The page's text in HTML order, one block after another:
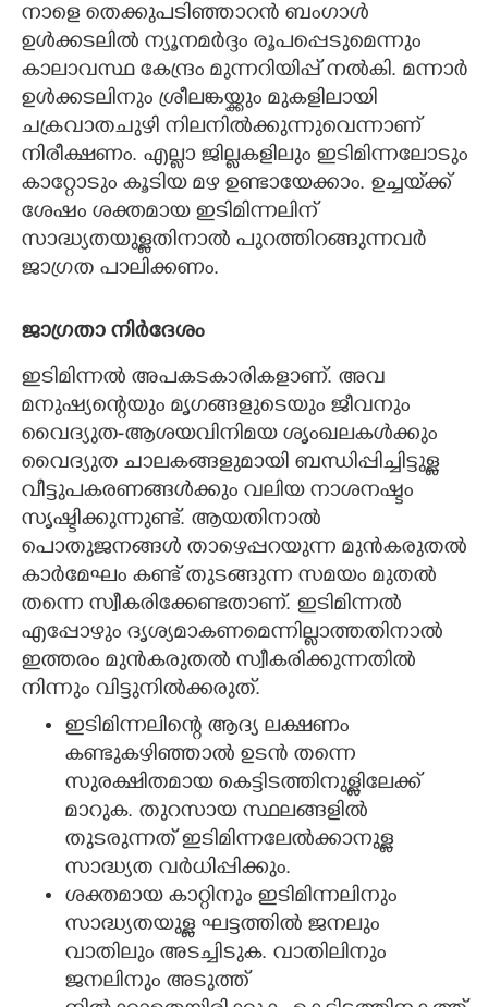
നാളെ തെക്കുപടിഞ്ഞാറൻ ബംഗാൾ
ഉൾക്കടലിൽ ന്യൂനമർദ്ദം രൂപപ്പെടുമെന്നും
കാലാവസ്ഥ കേന്ദ്രം മുന്നറിയിപ്പ് നൽകി. മന്നാർ
ഉൾക്കടലിനും ശ്രീലങ്കയ്ക്കും മുകളിലായി
ചക്രവാതചുഴി നിലനിൽക്കുന്നുവെന്നാണ്
നിരീക്ഷണം. എല്ലാ ജില്ലകളിലും ഇടിമിന്നലോടും
കാറ്റോടും കൂടിയ മഴ ഉണ്ടായേക്കാം. ഉച്ചയ്‌ക്ക്
ശേഷം ശക്തമായ ഇടിമിന്നലിന്
സാദ്ധ്യതയുള്ളതിനാൽ പുറത്തിറങ്ങുന്നവർ
ജാഗ്രത പാലിക്കണം.
ജാഗ്രതാ നിർദേശം
ഇടിമിന്നൽ അപകടകാരികളാണ്. അവ
മനുഷ്യന്റെയും മൃഗങ്ങളുടെയും ജീവനും
വൈദ്യുത-ആശയവിനിമയ ശൃംഖലകൾക്കും
വൈദ്യുത ചാലകങ്ങളുമായി ബന്ധിപ്പിച്ചിട്ടുള്ള
വീട്ടുപകരണങ്ങൾക്കും വലിയ നാശനഷ്ടം
സൃഷ്ടിക്കുന്നുണ്ട്. ആയതിനാൽ
പൊതുജനങ്ങൾ താഴെപ്പറയുന്ന മുൻകരുതൽ
കാർമേഘം കണ്ട് തുടങ്ങുന്ന സമയം മുതൽ
തന്നെ സ്വീകരിക്കേണ്ടതാണ്. ഇടിമിന്നൽ
എപ്പോഴും ദൃശ്യമാകണമെന്നില്ലാത്തതിനാൽ
ഇത്തരം മുൻകരുതൽ സ്വീകരിക്കുന്നതിൽ
നിന്നും വിട്ടുനിൽക്കരുത്.
ഇടിമിന്നലിന്റെ ആദ്യ ലക്ഷണം
കണ്ടുകഴിഞ്ഞാൽ ഉടൻ തന്നെ
സുരക്ഷിതമായ കെട്ടിടത്തിനുള്ളിലേക്ക്‌
മാറുക. തുറസായ സ്ഥലങ്ങളിൽ
തുടരുന്നത് ഇടിമിന്നലേൽക്കാനുള്ള
സാദ്ധ്യത വർധിപ്പിക്കും.
ശക്തമായ കാറ്റിനും ഇടിമിന്നലിനും
സാദ്ധ്യതയുള്ള ഘട്ടത്തിൽ ജനലും
വാതിലും അടച്ചിടുക. വാതിലിനും
ജനലിനും അടുത്ത്